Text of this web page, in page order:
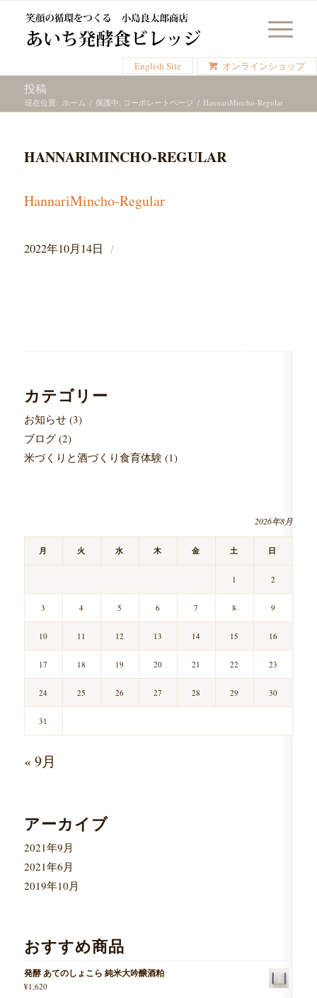
English Site オンラインショップ
投稿
現在位置: ホーム / 保護中: コーポレートページ / HannariMincho-Regular
HANNARIMINCHO-REGULAR
HannariMincho-Regular
2022年10月14日 /
カテゴリー
お知らせ(3)
ブログ(2)
米づくりと酒づくり食育体験 (1)
2026年8月
月 火 水 木 金 土 日
1 2
3 4 5 6 7 8 9
10 11 12 13 14 15 16
17 18 19 20 21 22 23
24 25 26 27 28 29 30
31
« 9月
アーカイブ
2021年9月
2021年6月
2019年10月
おすすめ商品
発酵 あてのしょこら 純米大吟醸酒粕
¥1,620